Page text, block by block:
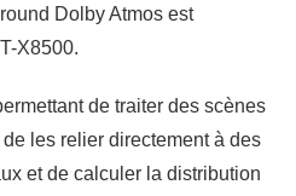
Dolby Atmos est
X8500.
de traiter des scènes
les relier directement à des
et de calculer la distribution